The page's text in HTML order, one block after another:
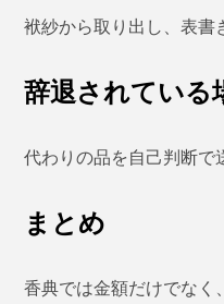
袱紗から取り出し、表書
辞退されている
代わりの品を自己判断で
まとめ
香典では金額だけでなく